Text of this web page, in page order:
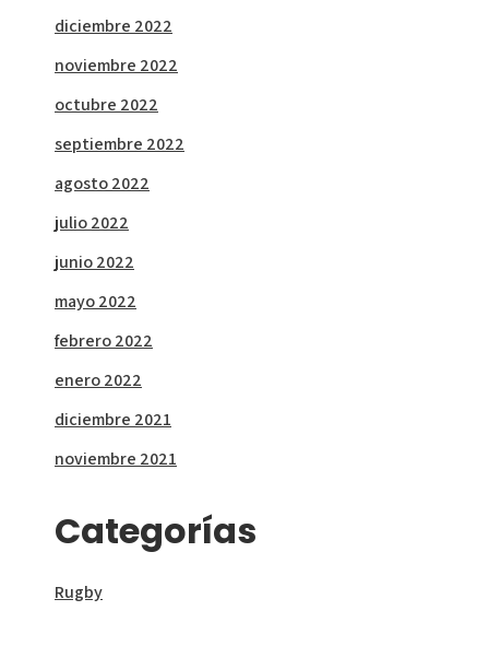
diciembre 2022
noviembre 2022
octubre 2022
septiembre 2022
agosto 2022
julio 2022
junio 2022
mayo 2022
febrero 2022
enero 2022
diciembre 2021
noviembre 2021
Categorías
Rugby